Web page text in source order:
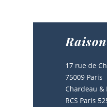
17 rue de
75009 Paris
Chardeau &
RCS Paris